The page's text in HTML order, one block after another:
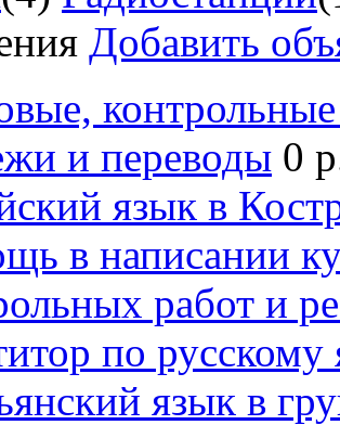
Добавить
и переводы 0
язык в
в написании
работ и
по русскому
язык в